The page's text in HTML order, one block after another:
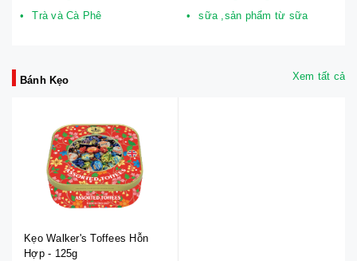
Trà và Cà Phê
sữa ,sản phẩm từ sữa
Bánh Kẹo Xem tất cả
Kẹo Walker's Toffees Hỗn
Hợp - 125g